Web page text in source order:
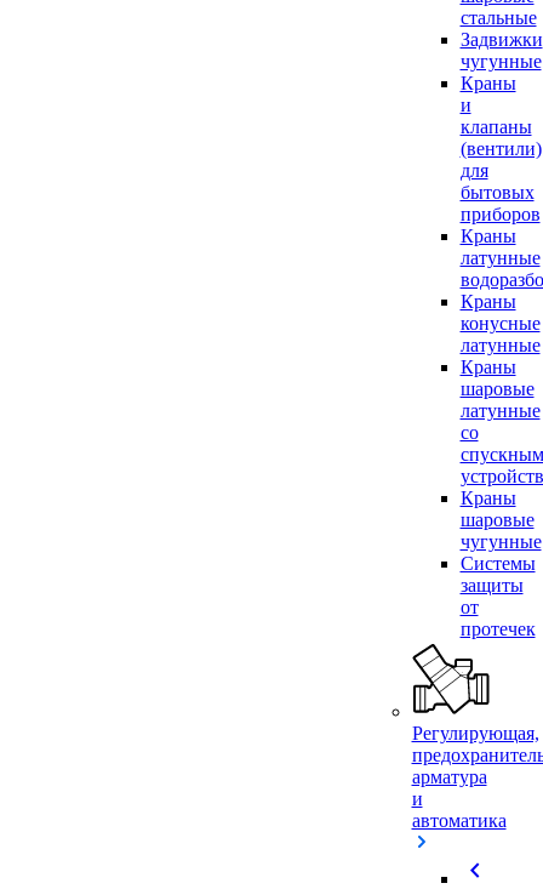
стальные
Задвижки
чугунные
Краны
и
клапаны
(вентили)
для
бытовых
приборов
Краны
латунные
Краны
конусные
латунные
Краны
шаровые
латунные
со
спускным
Краны
шаровые
чугунные
Системы
защиты
от
протечек
Регулирующая,
арматура
и
автоматика
chevron_left